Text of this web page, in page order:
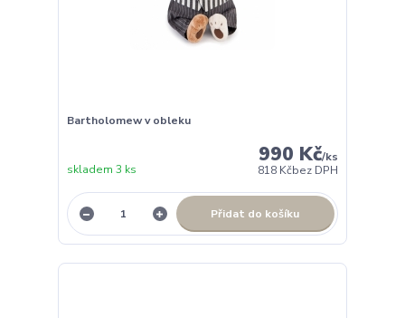
Bartholomew v obleku
990 Kč/ks
818 Kčbez DPH
skladem 3 ks
Přidat do košíku